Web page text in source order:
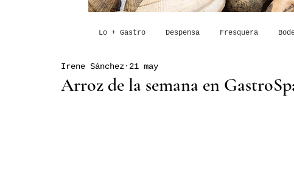
Lo + Gastro Despensa Fresquera
Arroz de la semana en
Irene Sánchez 21 may